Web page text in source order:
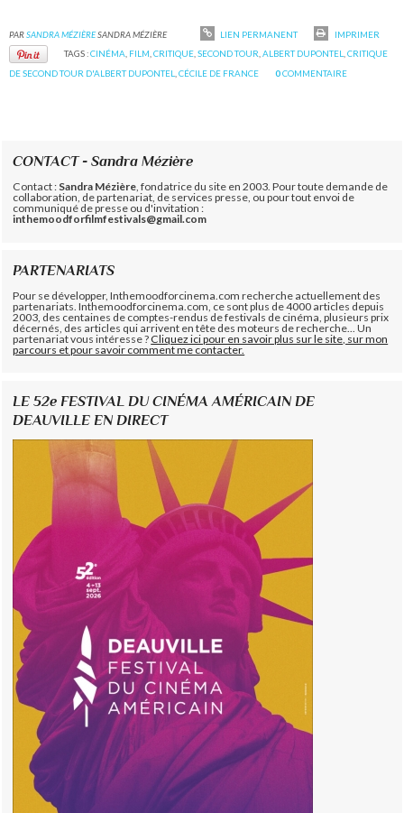
PARSANDRA MÉZIÈRESANDRA MÉZIÈRE LIEN PERMANENT
IMPRIMER
TAGS :CINÉMA FILM ,CRITIQUE ,SECOND TOUR ,ALBERT DUPONTEL ,CRITIQUE
DE SECOND TOUR D'ALBERT DUPONTEL ,CÉCILE DE FRANCE 0COMMENTAIRE
CONTACT - Sandra Mézière
Contact : Sandra Mézière , fondatrice du site en 2003. Pour toute demande de
collaboration, de partenariat, de services presse, ou pour tout envoi de
communiqué de presse ou d'invitation :
inthemoodforfilmfestivals@gmail.com
PARTENARIATS
Pour se développer, Inthemoodforcinema.com recherche actuellement des
partenariats. Inthemoodforcinema.com, ce sont plus de 4000 articles depuis
2003, des centaines de comptes-rendus de festivals de cinéma, plusieurs prix
décernés, des articles qui arrivent en tête des moteurs de recherche... Un
partenariat vous intéresse ?Cliquez ici pour en savoir plus sur le site, sur mon
parcours et pour savoir comment me contacter.
LE 52e FESTIVAL DU CINÉMA AMÉRICAIN DE
DEAUVILLE EN DIRECT